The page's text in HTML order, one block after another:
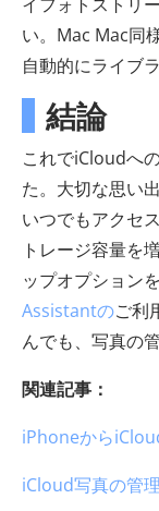
い。Mac Mac同
自動的にライブ
結論
これでiCloudへ
た。大切な思い
いつでもアクセ
トレージ容量を
ップオプション
Assistantのご利
んでも、写真の
関連記事：
iPhoneから
iCloud写真の管